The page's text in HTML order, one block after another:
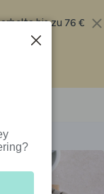
bis zu 76 €